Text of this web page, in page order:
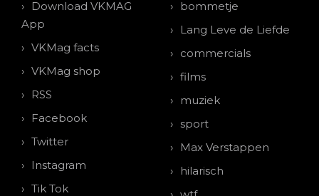
Download VKMAG
App
VKMag facts
VKMag shop
RSS
Facebook
Twitter
Instagram
Tik Tok
bommetje
Lang Leve de Liefde
commercials
films
muziek
sport
Max Verstappen
hilarisch